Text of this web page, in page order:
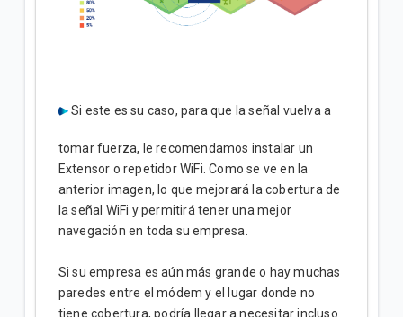
Si este es su caso, para que la señal vuelva a
tomar fuerza, le recomendamos instalar un
Extensor o repetidor WiFi. Como se ve en la
anterior imagen, lo que mejorará la cobertura de
la señal WiFi y permitirá tener una mejor
navegación en toda su empresa.
Si su empresa es aún más grande o hay muchas
paredes entre el módem y el lugar donde no
tiene cobertura, podría llegar a necesitar incluso